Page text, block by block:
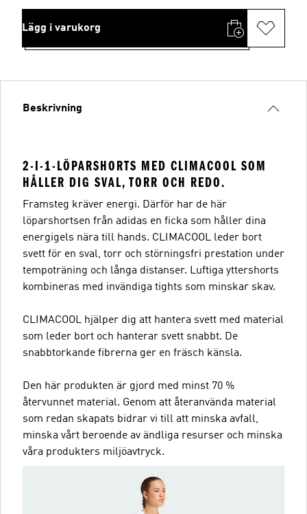
Lägg i varukorg
Beskrivning
2-I-1-LÖPARSHORTS MED CLIMACOOL SOM
HÅLLER DIG SVAL, TORR OCH REDO.
Framsteg kräver energi. Därför har de här
löparshortsen från adidas en ficka som håller dina
energigels nära till hands. CLIMACOOL leder bort
svett för en sval, torr och störningsfri prestation under
tempoträning och långa distanser. Luftiga yttershorts
kombineras med invändiga tights som minskar skav.
CLIMACOOL hjälper dig att hantera svett med material
som leder bort och hanterar svett snabbt. De
snabbtorkande fibrerna ger en fräsch känsla.
Den här produkten är gjord med minst 70 %
återvunnet material. Genom att återanvända material
som redan skapats bidrar vi till att minska avfall,
minska vårt beroende av ändliga resurser och minska
våra produkters miljöavtryck.